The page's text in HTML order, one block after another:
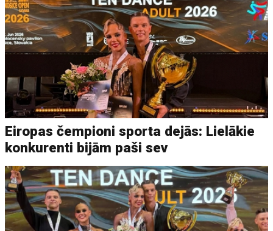
Eiropas čempioni sporta dejās: Lielākie
konkurenti bijām paši sev